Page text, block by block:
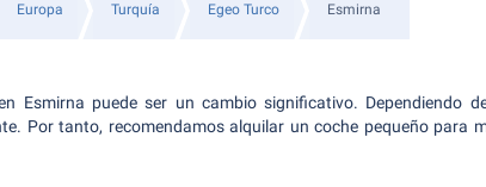
Europa Turquía Egeo Turco Esmirna
Esmirna puede ser un cambio significativo. Dependiendo
Por tanto, recomendamos alquilar un coche pequeño para